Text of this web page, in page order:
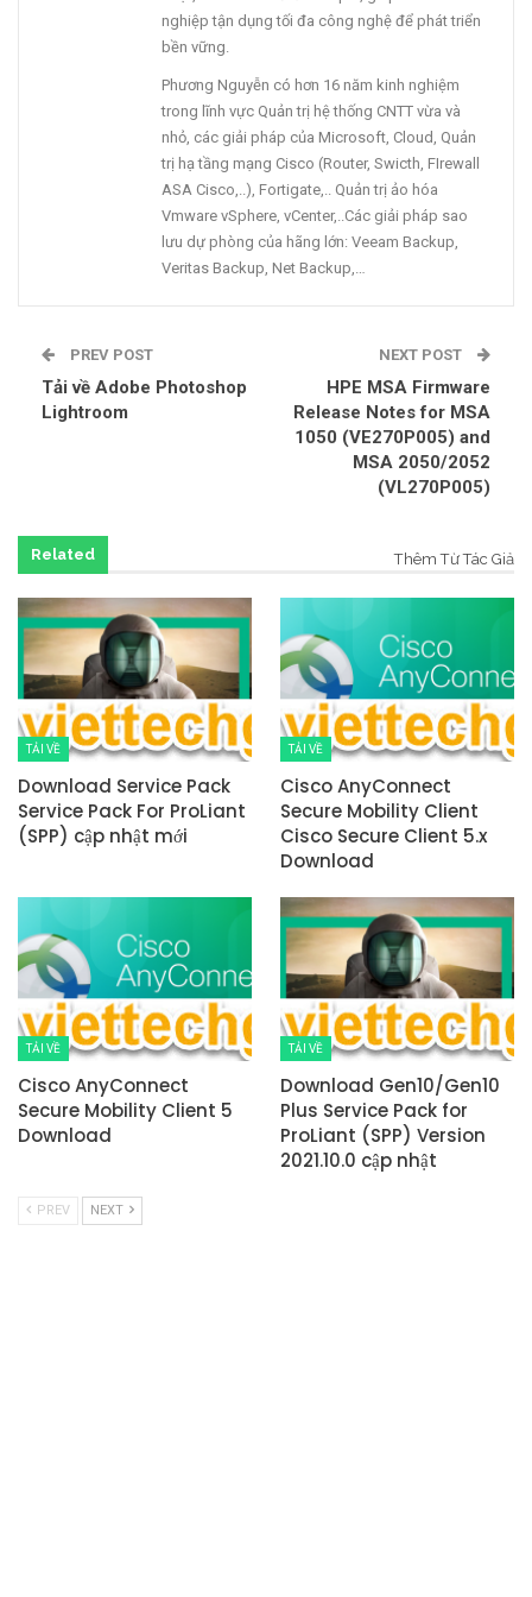
nghiệp tận dụng tối đa công nghệ để phát triển
bền vững.
Phương Nguyễn có hơn 16 năm kinh nghiệm
trong lĩnh vực Quản trị hệ thống CNTT vừa và
nhỏ, các giải pháp của Microsoft, Cloud, Quản
trị hạ tầng mạng Cisco (Router, Swicth, FIrewall
ASA Cisco,..), Fortigate,.. Quản trị ảo hóa
Vmware vSphere, vCenter,..Các giải pháp sao
lưu dự phòng của hãng lớn: Veeam Backup,
Veritas Backup, Net Backup,…
PREV POST
Tải về Adobe Photoshop
Lightroom
NEXT POST
HPE MSA Firmware
Release Notes for MSA
1050 (VE270P005) and
MSA 2050/2052
(VL270P005)
Related Thêm Từ Tác Giả
TẢI VỀ
Download Service Pack
Service Pack For ProLiant
(SPP) cập nhật mới
TẢI VỀ
Cisco AnyConnect
Secure Mobility Client
Cisco Secure Client 5.x
Download
TẢI VỀ
Cisco AnyConnect
Secure Mobility Client 5
Download
TẢI VỀ
Download Gen10/Gen10
Plus Service Pack for
ProLiant (SPP) Version
2021.10.0 cập nhật
PREV NEXT